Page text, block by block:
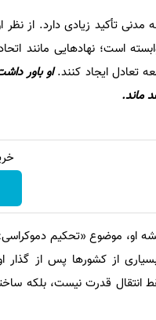
تأکید زیادی دارد. از
است؛ نهادهایی مانند
تعادل ایجاد کنند.او باور
ماند.
او، موضوع «تحکیم
از کشورها پس از گذار
انتقال قدرت نیست، بلکه